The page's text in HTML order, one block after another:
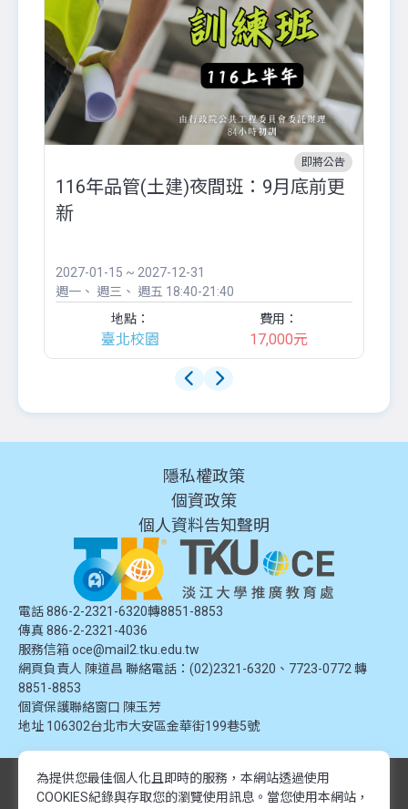
即將公告
116年品管(土建)夜間班：9月底前更
新
2027-01-15 ~ 2027-12-31
週一
週三 週五 18:40-21:40
地點：
臺北校園
費用：
17,000元
隱私權政策
個資政策
個人資料告知聲明
電話 886-2-2321-6320轉8851-8853
傳真 886-2-2321-4036
服務信箱 oce@mail2.tku.edu.tw
網頁負責人 陳道昌 聯絡電話：(02)2321-6320、7723-0772 轉
8851-8853
個資保護聯絡窗口 陳玉芳
地址 106302台北市大安區金華街199巷5號
© 2024 淡江大學推廣教育處. 版權所有。本網站內容由淡江大學推廣教育處
提供，未經授權禁止轉載或引用。所有課程資訊、圖片及資料皆屬本單位所
為提供您最佳個人化且即時的服務，本網站透過使用
COOKIES紀錄與存取您的瀏覽使用訊息。 當您使用本網站，